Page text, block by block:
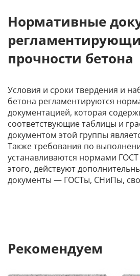
Нормативные
прочности бетона
Условия и сроки твердения и
бетона регламентируются
документацией, которая
соответствующие таблицы и
документом этой группы
Также требования по
устанавливаются нормами
этого, действуют
документы — ГОСТы, СНиПы,
Рекомендуем